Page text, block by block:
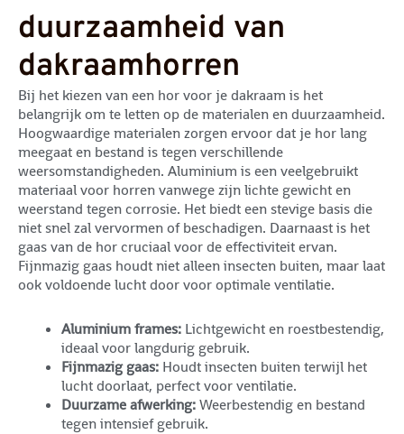
duurzaamheid van
dakraamhorren
Bij het kiezen van een hor voor je dakraam is het
belangrijk om te letten op de materialen en duurzaamheid.
Hoogwaardige materialen zorgen ervoor dat je hor lang
meegaat en bestand is tegen verschillende
weersomstandigheden. Aluminium is een veelgebruikt
materiaal voor horren vanwege zijn lichte gewicht en
weerstand tegen corrosie. Het biedt een stevige basis die
niet snel zal vervormen of beschadigen. Daarnaast is het
gaas van de hor cruciaal voor de effectiviteit ervan.
Fijnmazig gaas houdt niet alleen insecten buiten, maar laat
ook voldoende lucht door voor optimale ventilatie.
Aluminium frames: Lichtgewicht en roestbestendig,
ideaal voor langdurig gebruik.
Fijnmazig gaas: Houdt insecten buiten terwijl het
lucht doorlaat, perfect voor ventilatie.
Duurzame afwerking:Weerbestendig en bestand
tegen intensief gebruik.